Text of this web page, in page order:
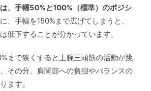
、手幅50%と100%（標準）のポジシ
、手幅を150%まで広げてしまうと、
低下することが分かっています。
まで狭くすると上腕三頭筋の活動が跳
その分、肩関節への負担やバランスの
ます。